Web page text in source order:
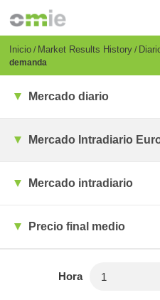
principal
Breadcrumb
Inicio Market Results History
demanda
Mercado diario
Mercado Intradiario
Mercado intradiario
Precio final medio
Hora